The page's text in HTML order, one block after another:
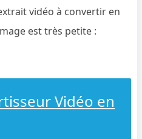
vidéo à convertir en
est très petite :
Vidéo en